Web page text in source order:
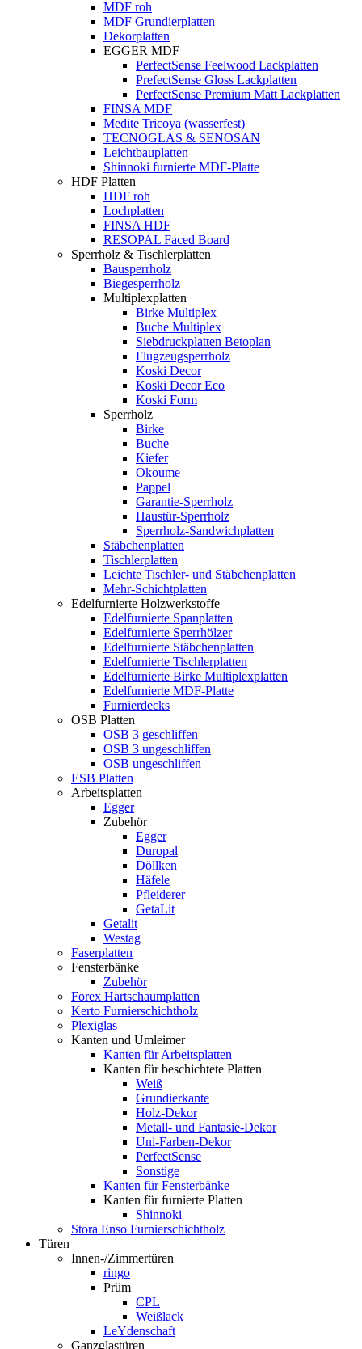
MDF roh
MDF Grundierplatten
Dekorplatten
EGGER MDF
PerfectSense Feelwood Lackplatten
PrefectSense Gloss Lackplatten
PerfectSense Premium Matt Lackplatten
FINSA MDF
Medite Tricoya (wasserfest)
TECNOGLAS & SENOSAN
Leichtbauplatten
Shinnoki furnierte MDF-Platte
HDF Platten
HDF roh
Lochplatten
FINSA HDF
RESOPAL Faced Board
Sperrholz & Tischlerplatten
Bausperrholz
Biegesperrholz
Multiplexplatten
Birke Multiplex
Buche Multiplex
Siebdruckplatten Betoplan
Flugzeugsperrholz
Koski Decor
Koski Decor Eco
Koski Form
Sperrholz
Birke
Buche
Kiefer
Okoume
Pappel
Garantie-Sperrholz
Haustür-Sperrholz
Sperrholz-Sandwichplatten
Stäbchenplatten
Tischlerplatten
Leichte Tischler- und Stäbchenplatten
Mehr-Schichtplatten
Edelfurnierte Holzwerkstoffe
Edelfurnierte Spanplatten
Edelfurnierte Sperrhölzer
Edelfurnierte Stäbchenplatten
Edelfurnierte Tischlerplatten
Edelfurnierte Birke Multiplexplatten
Edelfurnierte MDF-Platte
Furnierdecks
OSB Platten
OSB 3 geschliffen
OSB 3 ungeschliffen
OSB ungeschliffen
ESB Platten
Arbeitsplatten
Egger
Zubehör
Egger
Duropal
Döllken
Häfele
Pfleiderer
GetaLit
Getalit
Westag
Faserplatten
Fensterbänke
Zubehör
Forex Hartschaumplatten
Kerto Furnierschichtholz
Plexiglas
Kanten und Umleimer
Kanten für Arbeitsplatten
Kanten für beschichtete Platten
Weiß
Grundierkante
Holz-Dekor
Metall- und Fantasie-Dekor
Uni-Farben-Dekor
PerfectSense
Sonstige
Kanten für Fensterbänke
Kanten für furnierte Platten
Shinnoki
Stora Enso Furnierschichtholz
Türen
Innen-/Zimmertüren
ringo
Prüm
CPL
Weißlack
LeYdenschaft
Ganzglastüren